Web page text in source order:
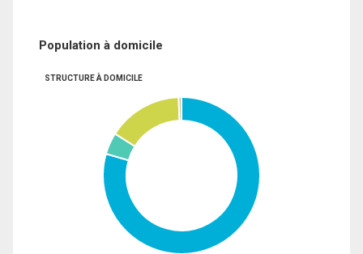
Population à domicile
STRUCTURE À DOMICILE